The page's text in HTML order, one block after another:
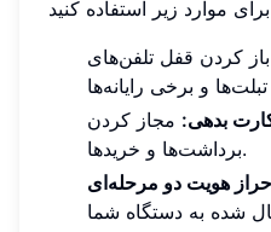
باز کردن قفل تلفن‌های
بدهی: مجاز کردن
برداشت‌ها و خریدها.